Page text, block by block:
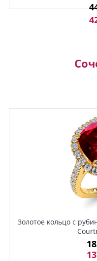
Золотое кольцо с